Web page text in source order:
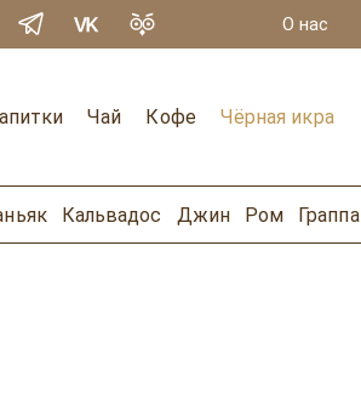
О нас
Чай Кофе Чёрная икра
Кальвадос Джин Ром Граппа